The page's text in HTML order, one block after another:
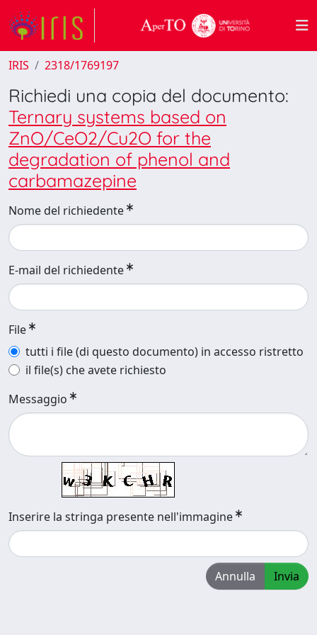
IRIS 2318/1769197
Richiedi una copia del documento:
Ternary systems based on
ZnO/CeO2/Cu2O for the
degradation of phenol and
carbamazepine
Nome del richiedente
E-mail del richiedente
File
tutti i file (di questo documento) in accesso ristretto
il file(s) che avete richiesto
Messaggio
Inserire la stringa presente nell'immagine
Annulla Invia